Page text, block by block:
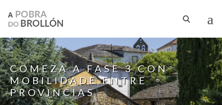
COMEZA A FASE 3 CON
MOBILIDADE ENTRE
PROVINCIAS